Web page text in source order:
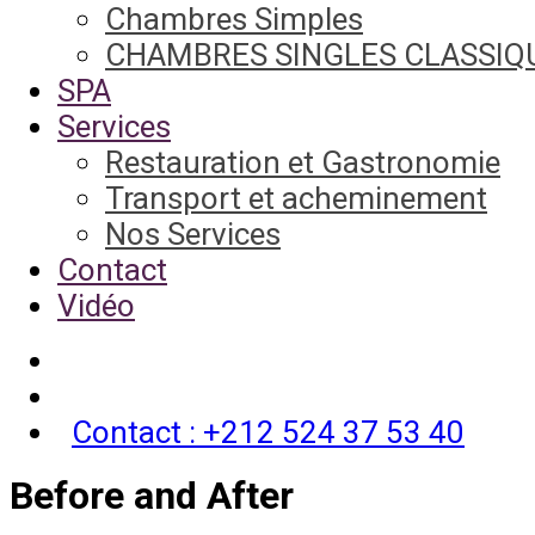
Chambres Simples
CHAMBRES SINGLES
SPA
Services
Restauration et Gastronomie
Transport et acheminement
Nos Services
Contact
Vidéo
Contact : +212 524 37 53 40
Before and After